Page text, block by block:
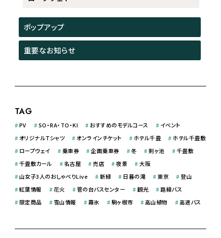
ポップアップ
重要なお知らせ
TAG
#PV #SO・RA・TO・KI #おすすめのモデルコース # イベント
# オリジナルＴシャツ # オンラインチケット # ホテル千畳 # ホテル千畳敷
# ロープウェイ # 乗車券 #企画乗車券 #冬 #剣ヶ池 #千畳敷
#千畳敷カール #名古屋 #売店 #夜景 # 大阪
#山女子3人のおしゃべりLive #新緑 # 日暮の滝 #東京 #登山
#紅葉情報 #花火 #菅の台バスセンター # 観光 #路線バス
# 限定商品 # 雪山情報 #霧氷 #駒ヶ根市 #高山植物 #高速バス